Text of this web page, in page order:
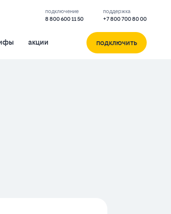
подключение
8 800 600 11 50
поддержка
+7 800 700 80 00
акции подключить